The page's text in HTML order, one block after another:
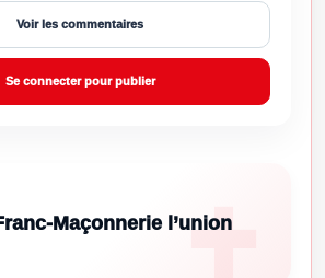
Voir les commentaires
Se connecter pour publier
Maçonnerie l’union